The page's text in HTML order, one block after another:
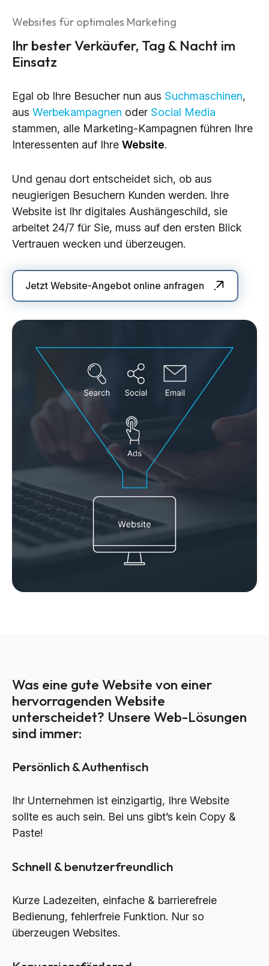
Websites für optimales Marketing
Ihr bester Verkäufer, Tag & Nacht im
Einsatz
Egal ob Ihre Besucher nun aus Suchmaschinen,
aus Werbekampagnen oder Social Media
stammen, alle Marketing-Kampagnen führen Ihre
Interessenten auf Ihre Website.
Und genau dort entscheidet sich, ob aus
neugierigen Besuchern Kunden werden. Ihre
Website ist Ihr digitales Aushängeschild, sie
arbeitet 24/7 für Sie, muss auf den ersten Blick
Vertrauen wecken und überzeugen.
Jetzt Website-Angebot online anfragen
Was eine gute Website von einer
hervorragenden Website
unterscheidet? Unsere Web-Lösungen
sind immer:
Persönlich & Authentisch
Ihr Unternehmen ist einzigartig, Ihre Website
sollte es auch sein. Bei uns gibt’s kein Copy &
Paste!
Schnell & benutzerfreundlich
Kurze Ladezeiten, einfache & barrierefreie
Bedienung, fehlerfreie Funktion. Nur so
überzeugen Websites.